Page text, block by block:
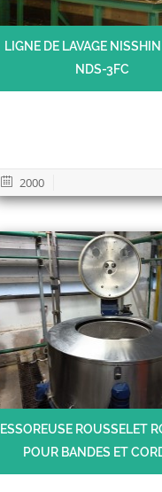
LIGNE DE LAVAGE NISSHIN
NDS-3FC
2000
ESSOREUSE ROUSSELET
POUR BANDES ET